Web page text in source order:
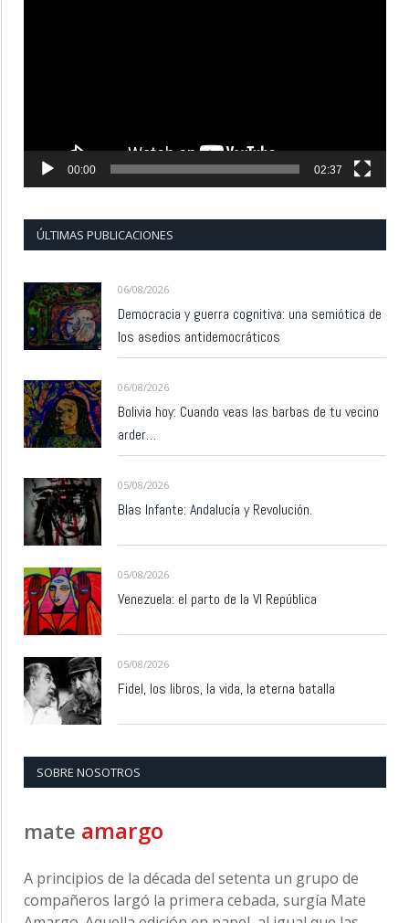
00:00 02:37
ÚLTIMAS PUBLICACIONES
06/08/2026
Democracia y guerra cognitiva: una semiótica de
los asedios antidemocráticos
06/08/2026
Bolivia hoy: Cuando veas las barbas de tu vecino
arder…
05/08/2026
Blas Infante: Andalucía y Revolución.
05/08/2026
Venezuela: el parto de la VI República
05/08/2026
Fidel, los libros, la vida, la eterna batalla
SOBRE NOSOTROS
mate amargo
A principios de la década del setenta un grupo de
compañeros largó la primera cebada, surgía Mate